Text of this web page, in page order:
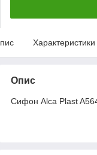
Характеристики
Опис
Сифон Alca Plast